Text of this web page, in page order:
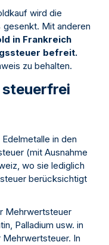
wird die
gesenkt. Mit anderen
in Frankreich
befreit.
zu behalten.
steuerfrei
in den
(mit Ausnahme
wo sie lediglich
berücksichtigt
Mehrwertsteuer
Palladium usw. in
In